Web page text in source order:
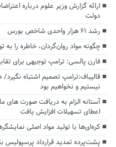
ارائه گزارش وزیر علوم درباره
دولت
رشد ۶۱ هزار واحدی شاخص بورس
چگونه مواد روان‌گردان، خاطره را
فارن پالسی: ترامپ توجیهی برای
قالیباف:ترامپ تصمیم اشتباه
نیستیم و نخواهیم بود
اعطای تسهیلات افزایش یافت
کره‌ای‌ها با تولید مواد اصلی
پشت‌پرده تمدید قرارداد پرسپولیس